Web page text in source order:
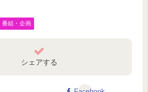
番組・企画
シェアする